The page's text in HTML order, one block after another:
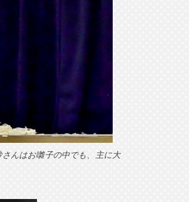
んはお囃子の中でも、主に大